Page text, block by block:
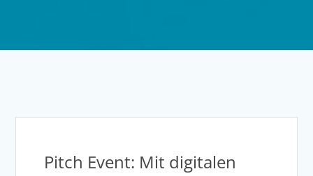
Pitch Event: Mit digitalen